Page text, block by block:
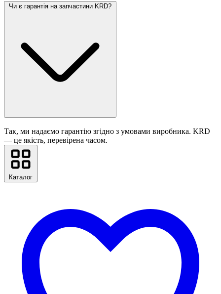
Чи є гарантія на запчастини KRD?
Так, ми надаємо гарантію згідно з умовами виробника. KRD
— це якість, перевірена часом.
Каталог